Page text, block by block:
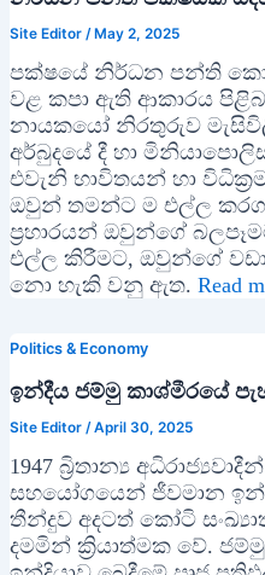
Site Editor / May 2, 2025
පක්ෂයේ නිර්ධන පන්ති
වළ කපා ඇති ආකාරය
නායකයෝ නිරතුරුව
අර්බුදයේ දී හා
එවැනි භාවිතයන් හා
ඔවුන් තමන්ට ම එල්ල
ප්‍රහාරයන් ඔවුන්ගේ
එල්ල කිරීමට, ඔවුන්ගේ
නො හැකි වනු ඇත. Read
Politics & Economy
ඉන්දීය ජම්මු කාශ්මීරයේ
Site Editor /April 30, 2025
1947 බ්‍රිතාන්‍ය
සහයෝගයෙන් ජීවමාන
තීන්දුව අදටත් කෝටි
දමමින් ක්‍රියාත්මක වේ. ජම්මු